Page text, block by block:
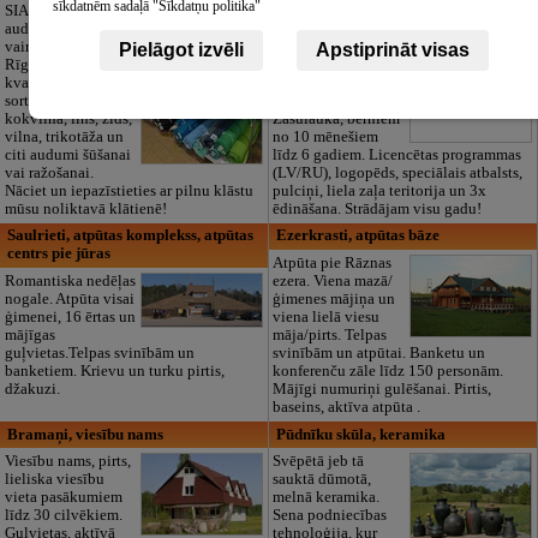
SIA "Bristols ES"
audumu outlet un
vairumtirdzniecība
Rīgā. Plašs un
kvalitatīvs tekstila
sortiments:
kokvilna, lins, zīds,
vilna, trikotāža un
citi audumi šūšanai
vai ražošanai.
Nāciet un iepazīstieties ar pilnu klāstu
mūsu noliktavā klātienē!
izglītības iestāde
“Maza Rasiņa” –
Zasulaukā, bērniem
no 10 mēnešiem
līdz 6 gadiem. Licencētas programmas
(LV/RU), logopēds, speciālais atbalsts,
pulciņi, liela zaļa teritorija un 3x
ēdināšana. Strādājam visu gadu!
Saulrieti, atpūtas komplekss, atpūtas
centrs pie jūras
Romantiska nedēļas
nogale. Atpūta visai
ģimenei, 16 ērtas un
mājīgas
guļvietas.Telpas svinībām un
banketiem. Krievu un turku pirtis,
džakuzi.
Ezerkrasti, atpūtas bāze
Atpūta pie Rāznas
ezera. Viena mazā/
ģimenes mājiņa un
viena lielā viesu
māja/pirts. Telpas
svinībām un atpūtai. Banketu un
konferenču zāle līdz 150 personām.
Mājīgi numuriņi gulēšanai. Pirtis,
baseins, aktīva atpūta .
Bramaņi, viesību nams
Viesību nams, pirts,
lieliska viesību
vieta pasākumiem
līdz 30 cilvēkiem.
Guļvietas, aktīvā
Pūdnīku skūla, keramika
Svēpētā jeb tā
sauktā dūmotā,
melnā keramika.
Sena podniecības
tehnoloģija, kur
sīkdatnēm sadaļā "Sīkdatņu politika"
Pielāgot izvēli Apstiprināt visas